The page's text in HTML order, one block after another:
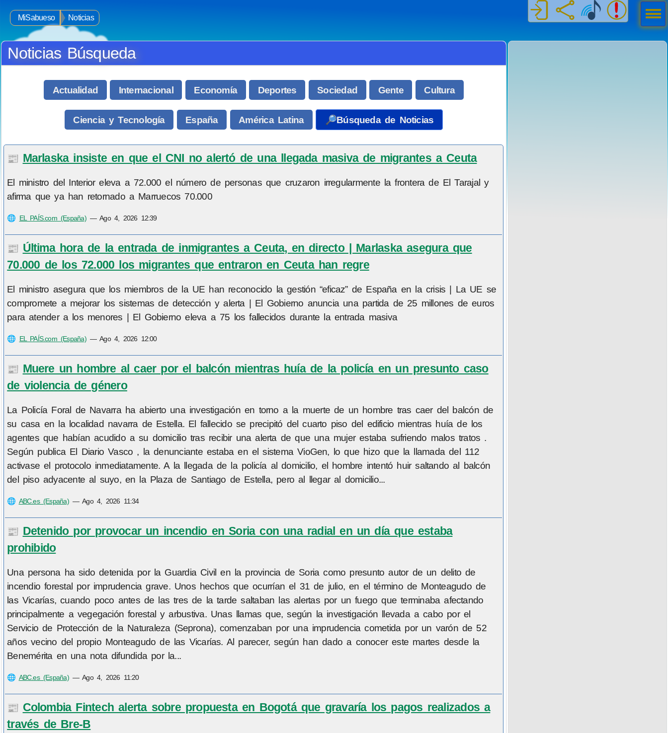
MiSabueso Noticias
Noticias Búsqueda
Actualidad Internacional Economía Deportes Sociedad Gente Cultura
Ciencia y Tecnología España América Latina 🔎Búsqueda de Noticias
📰 Marlaska insiste en que el CNI no alertó de una llegada masiva de migrantes a Ceuta
El ministro del Interior eleva a 72.000 el número de personas que cruzaron irregularmente la frontera de El Tarajal y
afirma que ya han retornado a Marruecos 70.000
🌐 EL PAÍS.com (España)—Ago 4, 2026 12:39
📰 Última hora de la entrada de inmigrantes a Ceuta, en directo | Marlaska asegura que
70.000 de los 72.000 los migrantes que entraron en Ceuta han regre
El ministro asegura que los miembros de la UE han reconocido la gestión “eficaz” de España en la crisis | La UE se
compromete a mejorar los sistemas de detección y alerta | El Gobierno anuncia una partida de 25 millones de euros
para atender a los menores | El Gobierno eleva a 75 los fallecidos durante la entrada masiva
🌐 EL PAÍS.com (España)—Ago 4, 2026 12:00
📰 Muere un hombre al caer por el balcón mientras huía de la policía en un presunto caso
de violencia de género
La Policía Foral de Navarra ha abierto una investigación en torno a la muerte de un hombre tras caer del balcón de
su casa en la localidad navarra de Estella. El fallecido se precipitó del cuarto piso del edificio mientras huía de los
agentes que habían acudido a su domicilio tras recibir una alerta de que una mujer estaba sufriendo malos tratos .
Según publica El Diario Vasco , la denunciante estaba en el sistema VioGen, lo que hizo que la llamada del 112
activase el protocolo inmediatamente. A la llegada de la policía al domicilio, el hombre intentó huir saltando al balcón
del piso adyacente al suyo, en la Plaza de Santiago de Estella, pero al llegar al domicilio...
🌐 ABC.es (España)—Ago 4, 2026 11:34
📰 Detenido por provocar un incendio en Soria con una radial en un día que estaba
prohibido
Una persona ha sido detenida por la Guardia Civil en la provincia de Soria como presunto autor de un delito de
incendio forestal por imprudencia grave. Unos hechos que ocurrían el 31 de julio, en el término de Monteagudo de
las Vicarías, cuando poco antes de las tres de la tarde saltaban las alertas por un fuego que terminaba afectando
principalmente a vegegación forestal y arbustiva. Unas llamas que, según la investigación llevada a cabo por el
Servicio de Protección de la Naturaleza (Seprona), comenzaban por una imprudencia cometida por un varón de 52
años vecino del propio Monteagudo de las Vicarías. Al parecer, según han dado a conocer este martes desde la
Benemérita en una nota difundida por la...
🌐 ABC.es (España)—Ago 4, 2026 11:20
📰 Colombia Fintech alerta sobre propuesta en Bogotá que gravaría los pagos realizados a
través de Bre-B
Men
ú